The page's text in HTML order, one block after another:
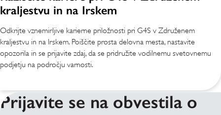
kraljestvu in na Irskem
Odkrijte vznemirljive karierne priložnosti pri G4S v Združenem
kraljestvu in na Irskem. Poiščite prosta delovna mesta, nastavite
opozorila in se prijavite zdaj, da se pridružite vodilnemu svetovnemu
podjetju na področju varnosti.
Prijavite se na obvestila o